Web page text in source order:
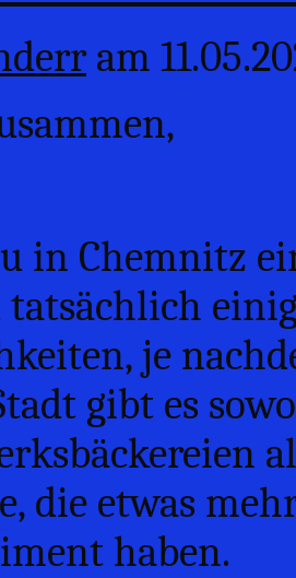
am
in Chemnitz
tatsächlich
je
gibt es
die etwas
haben.